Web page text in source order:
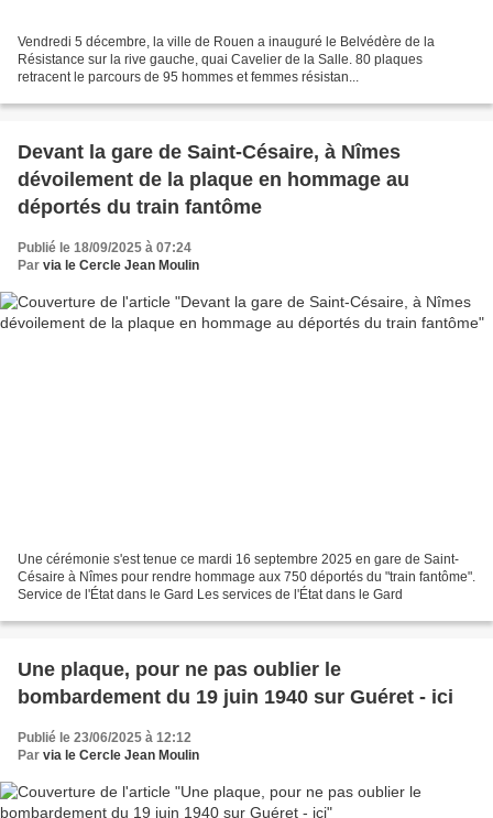
Vendredi 5 décembre, la ville de Rouen a inauguré le Belvédère de la
Résistance sur la rive gauche, quai Cavelier de la Salle. 80 plaques
retracent le parcours de 95 hommes et femmes résistan...
Devant la gare de Saint-Césaire, à Nîmes
dévoilement de la plaque en hommage au
déportés du train fantôme
Publié le 18/09/2025 à 07:24
Par via le Cercle Jean Moulin
Une cérémonie s'est tenue ce mardi 16 septembre 2025 en gare de Saint-
Césaire à Nîmes pour rendre hommage aux 750 déportés du "train fantôme".
Service de l'État dans le Gard Les services de l'État dans le Gard
Une plaque, pour ne pas oublier le
bombardement du 19 juin 1940 sur Guéret - ici
Publié le 23/06/2025 à 12:12
Par via le Cercle Jean Moulin